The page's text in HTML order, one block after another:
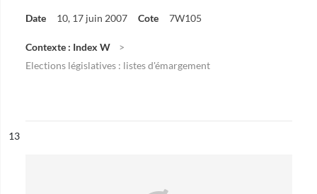
Date 10, 17 juin 2007 Cote 7W105
Contexte : Index W
Elections législatives : listes d'émargement
n°
13